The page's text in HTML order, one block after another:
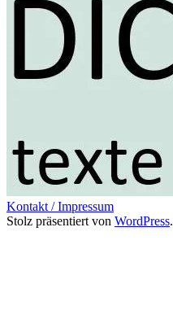
Kontakt / Impressum
Stolz präsentiert von WordPress.